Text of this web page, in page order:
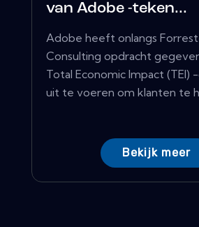
van Adobe -teken...
Adobe heeft onlangs
Consulting opdracht
Total Economic Impact (TEI)
uit te voeren om klanten te
Bekijk meer